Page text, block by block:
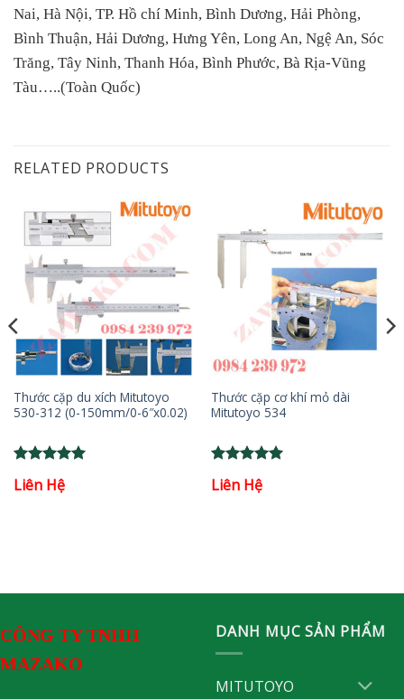
Nai, Hà Nội, TP. Hồ chí Minh, Bình Dương, Hải Phòng,
Bình Thuận, Hải Dương, Hưng Yên, Long An, Ngệ An, Sóc
Trăng, Tây Ninh, Thanh Hóa, Bình Phước, Bà Rịa-Vũng
Tàu…..(Toàn Quốc)
RELATED PRODUCTS
Thước cặp du xích Mitutoyo
530-312 (0-150mm/0-6″x0.02)
out of 5
Liên Hệ
Thước cặp cơ khí mỏ dài
Mitutoyo 534
out of 5
Liên Hệ
CÔNG TY TNHH
MAZAKO
DANH MỤC SẢN PHẨM
MITUTOYO